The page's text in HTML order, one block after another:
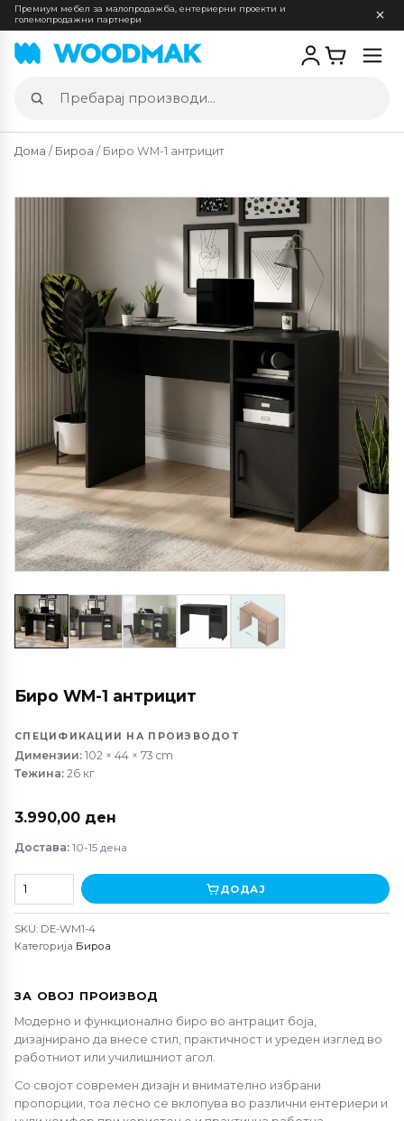
Премиум мебел за малопродажба, ентериерни проекти и
големопродажни партнери
Пребарај
производи
Дома / Бироа / Биро WM-1 антрицит
Биро WM-1 антрицит
СПЕЦИФИКАЦИИ НА ПРОИЗВОДОТ
Димензии: 102 × 44 × 73 cm
Тежина: 26 кг
3.990,00 ден
Достава: 10-15 дена
1
антрицит
количина
ДОДАЈ
SKU: DE-WM1-4
Категорија Бироа
ЗА ОВОЈ ПРОИЗВОД
Модерно и функционално биро во антрацит боја,
дизајнирано да внесе стил, практичност и уреден изглед во
работниот или училишниот агол.
Со својот современ дизајн и внимателно избрани
пропорции, тоа лесно се вклопува во различни ентериери и